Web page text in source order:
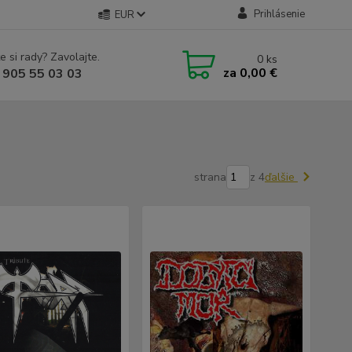
EUR Prihlásenie
si rady? Zavolajte.
55 03 03
0 ks
za 0,00 €
strana z 4ďalšie